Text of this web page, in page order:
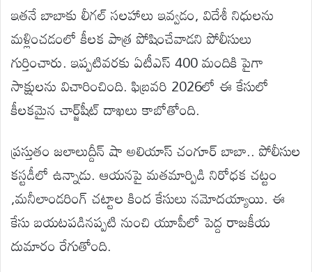
ఇతనే బాబాకు లీగల్ సలహాలు ఇవ్వడం, విదేశీ నిధులను
మళ్లించడంలో కీలక పాత్ర పోషించేవాడని పోలీసులు
గుర్తించారు. ఇప్పటివరకు ఏటీఎస్ 400 మందికి పైగా
సాక్షులను విచారించింది. ఫిబ్రవరి 2026లో ఈ కేసులో
కీలకమైన చార్జ్‌షీట్ దాఖలు కాబోతోంది.
ప్రస్తుతం జలాలుద్దీన్ షా అలియాస్ చంగూర్ బాబా.. పోలీసుల
కస్టడీలో ఉన్నాడు. ఆయనపై మతమార్పిడి నిరోధక చట్టం
,మనీలాండరింగ్ చట్టాల కింద కేసులు నమోదయ్యాయి. ఈ
కేసు బయటపడినప్పటి నుంచి యూపీలో పెద్ద రాజకీయ
దుమారం రేగుతోంది.